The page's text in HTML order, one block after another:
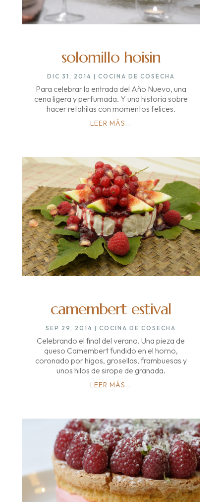
solomillo hoisin
DIC 31, 2014 | COCINA DE COSECHA
Para celebrar la entrada del Año Nuevo, una
cena ligera y perfumada. Y una historia sobre
hacer retahílas con momentos felices.
LEER MÁS...
camembert estival
SEP 29, 2014 |COCINA DE COSECHA
Celebrando el final del verano. Una pieza de
queso Camembert fundido en el horno,
coronado por higos, grosellas, frambuesas y
unos hilos de sirope de granada.
LEER MÁS...